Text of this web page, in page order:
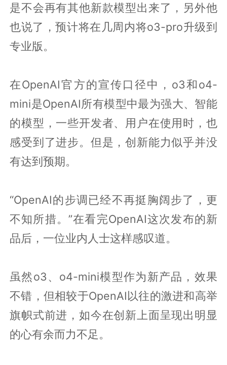
是不会再有其他新款模型出来了，另外他
也说了，预计将在几周内将o3-pro升级到
专业版。
在OpenAI官方的宣传口径中，o3和o4-
mini是OpenAI所有模型中最为强大、智能
的模型，一些开发者、用户在使用时，也
感受到了进步。但是，创新能力似乎并没
有达到预期。
“OpenAI的步调已经不再挺胸阔步了，更
不知所措。”在看完OpenAI这次发布的新
品后，一位业内人士这样感叹道。
虽然o3、o4-mini模型作为新产品，效果
不错，但相较于OpenAI以往的激进和高举
旗帜式前进，如今在创新上面呈现出明显
的心有余而力不足。